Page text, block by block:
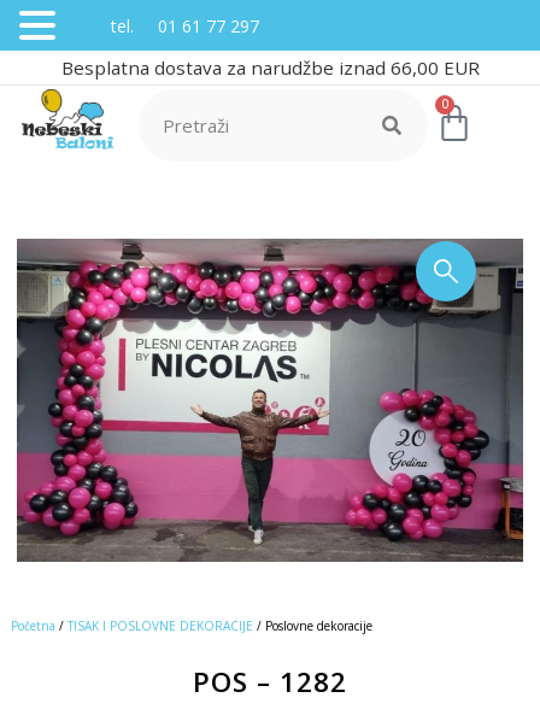
Besplatna dostava za narudžbe iznad 66,00 EUR
0
Početna / TISAK I POSLOVNE DEKORACIJE / Poslovne dekoracije
POS – 1282
tel. 01 61 77 297